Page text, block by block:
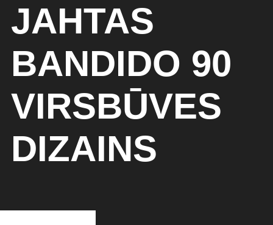
JAHTAS
BANDIDO 90
VIRSBŪVES
DIZAINS